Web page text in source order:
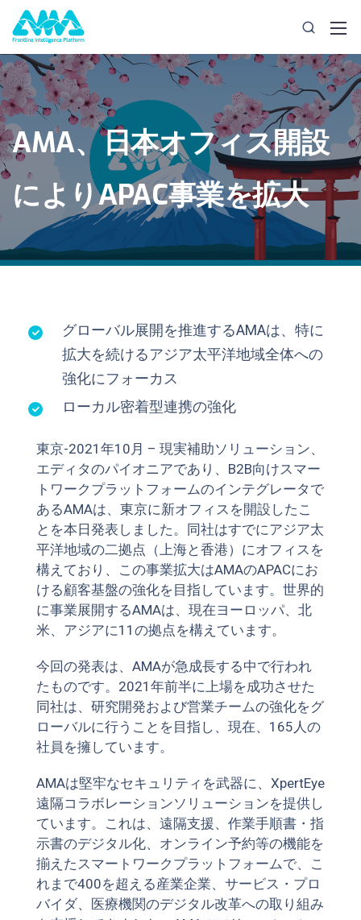
AMA、日本オフィス開設
によりAPAC事業を拡大
グローバル展開を推進するAMAは、特に
拡大を続けるアジア太平洋地域全体への
強化にフォーカス
ローカル密着型連携の強化
東京-2021年10月 – 現実補助ソリューション、
エディタのパイオニアであり、B2B向けスマー
トワークプラットフォームのインテグレータで
あるAMAは、東京に新オフィスを開設したこ
とを本日発表しました。同社はすでにアジア太
平洋地域の二拠点（上海と香港）にオフィスを
構えており、この事業拡大はAMAのAPACにお
ける顧客基盤の強化を目指しています。世界的
に事業展開するAMAは、現在ヨーロッパ、北
米、アジアに11の拠点を構えています。
今回の発表は、AMAが急成長する中で行われ
たものです。2021年前半に上場を成功させた
同社は、研究開発および営業チームの強化をグ
ローバルに行うことを目指し、現在、165人の
社員を擁しています。
AMAは堅牢なセキュリティを武器に、XpertEye
遠隔コラボレーションソリューションを提供し
ています。これは、遠隔支援、作業手順書・指
示書のデジタル化、オンライン予約等の機能を
揃えたスマートワークプラットフォームで、こ
れまで400を超える産業企業、サービス・プロ
バイダ、医療機関のデジタル改革への取り組み